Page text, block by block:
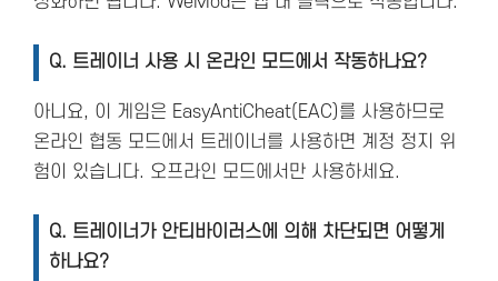
Q. 트레이너 사용 시 온라인 모드에서 작동하나요?
아니요, 이 게임은 EasyAntiCheat(EAC)를 사용하므로
온라인 협동 모드에서 트레이너를 사용하면 계정 정지 위
험이 있습니다. 오프라인 모드에서만 사용하세요.
Q. 트레이너가 안티바이러스에 의해 차단되면 어떻게
하나요?